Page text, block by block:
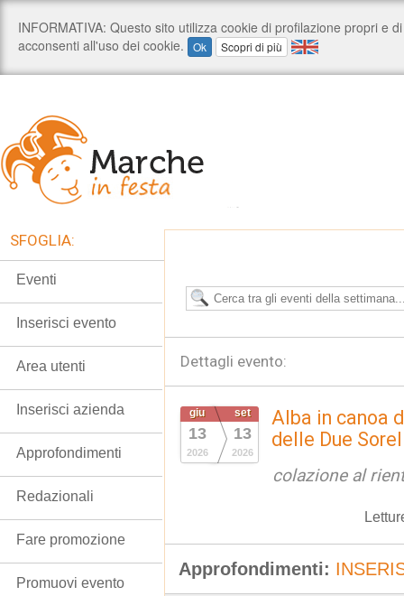
Dettagli evento:
giu
13
2026
set
13
2026
Alba in canoa
delle Due
colazione al
Approfondimenti:
SFOGLIA:
Eventi
Inserisci evento
Area utenti
Inserisci azienda
Approfondimenti
Redazionali
Fare promozione
Promuovi evento